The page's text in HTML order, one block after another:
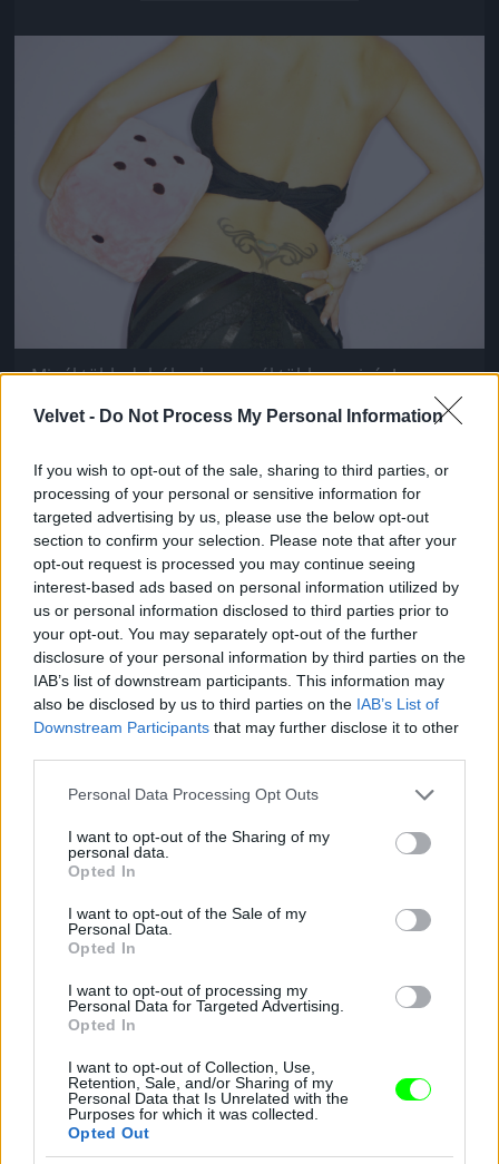
Velvet - Do Not Process My Personal Information
If you wish to opt-out of the sale, sharing to third parties, or
processing of your personal or sensitive information for
targeted advertising by us, please use the below opt-out
section to confirm your selection. Please note that after your
opt-out request is processed you may continue seeing
interest-based ads based on personal information utilized by
us or personal information disclosed to third parties prior to
your opt-out. You may separately opt-out of the further
disclosure of your personal information by third parties on the
IAB’s list of downstream participants. This information may
also be disclosed by us to third parties on the IAB’s List of
Downstream Participants that may further disclose it to other
Please note that this website/app uses one or more Google
not limited to your visit or usage behaviour. You may click to
grant or deny consent to Google and its third-party tags to
use your data for below specified purposes in below Google
consent section.
Personal Data Processing Opt Outs
I want to opt-out of the Sharing of my
personal data.
Opted In
I want to opt-out of the Sale of my
Personal Data.
Opted In
I want to opt-out of processing my
Personal Data for Targeted Advertising.
Opted In
I want to opt-out of Collection, Use,
Retention, Sale, and/or Sharing of my
Personal Data that Is Unrelated with the
Purposes for which it was collected.
Opted Out
Minél több dobókocka, annál több szexiség!
Jön még kép!